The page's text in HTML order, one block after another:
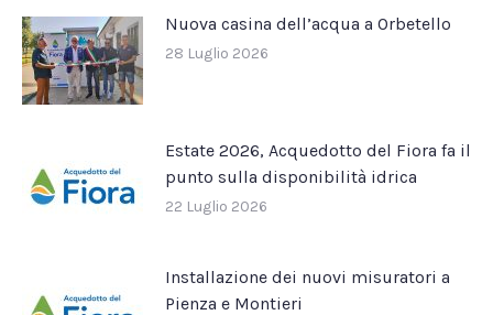
Nuova casina dell’acqua a Orbetello
28 Luglio 2026
Estate 2026, Acquedotto del Fiora fa il
punto sulla disponibilità idrica
22 Luglio 2026
Installazione dei nuovi misuratori a
Pienza e Montieri